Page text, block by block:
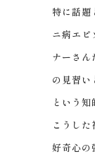
特に話題
ニ病エピ
ナーさん
の見習い
という
こうし
好奇心の